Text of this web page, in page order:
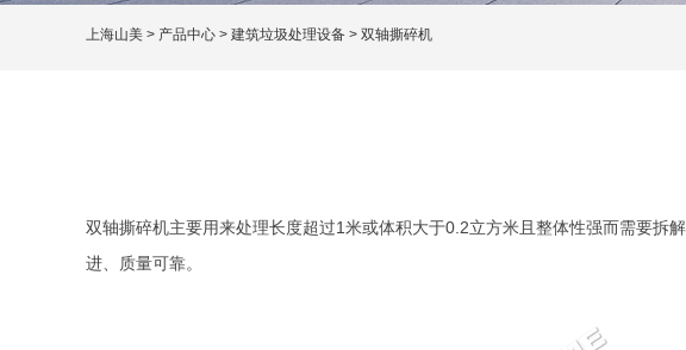
上海山美 > 产品中心 > 建筑垃圾处理设备 > 双轴撕碎机
双轴撕碎机主要用来处理长度超过1米或体积大于0.2立方米且整体性强而需要拆
进、质量可靠。